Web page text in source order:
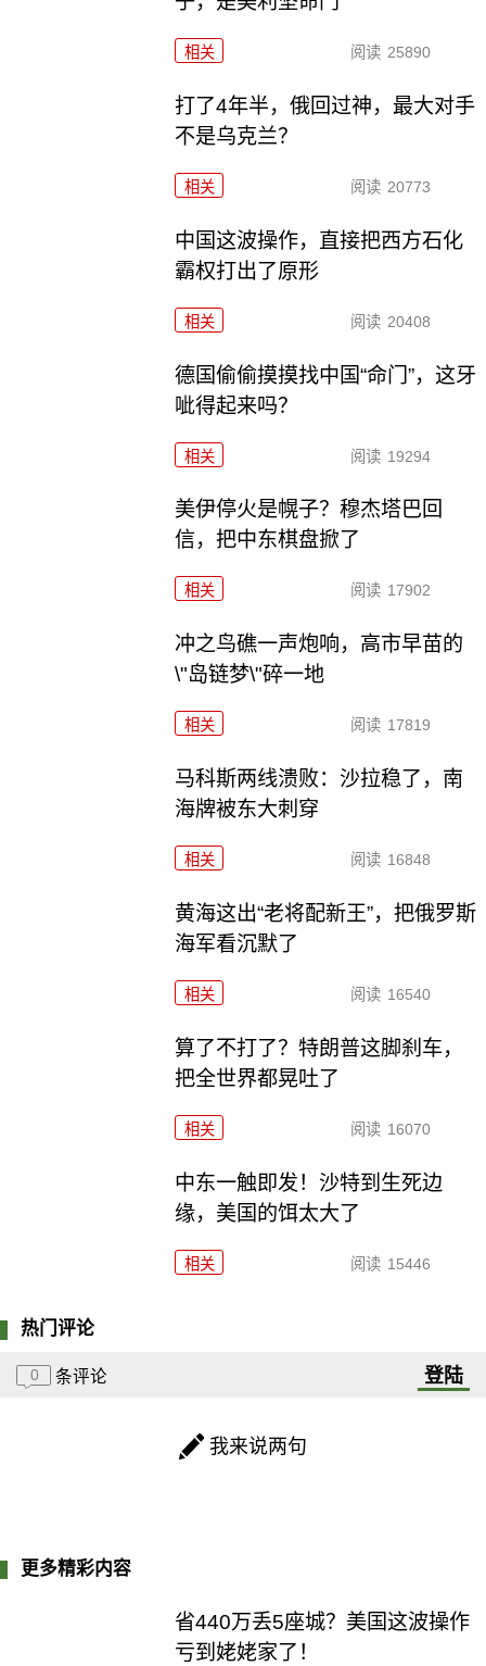
相关 阅读 25890
打了4年半，俄回过神，最大对手
不是乌克兰？
相关 阅读 20773
中国这波操作，直接把西方石化
霸权打出了原形
相关 阅读 20408
德国偷偷摸摸找中国“命门”，这牙
呲得起来吗？
相关 阅读 19294
美伊停火是幌子？穆杰塔巴回
信，把中东棋盘掀了
相关 阅读 17902
冲之鸟礁一声炮响，高市早苗的
\"岛链梦\"碎一地
相关 阅读 17819
马科斯两线溃败：沙拉稳了，南
海牌被东大刺穿
相关 阅读 16848
黄海这出“老将配新王”，把俄罗斯
海军看沉默了
相关 阅读 16540
算了不打了？特朗普这脚刹车，
把全世界都晃吐了
相关 阅读 16070
中东一触即发！沙特到生死边
缘，美国的饵太大了
相关 阅读 15446
热门评论
0 条评论 登陆
我来说两句
更多精彩内容
省440万丢5座城？美国这波操作
亏到姥姥家了！